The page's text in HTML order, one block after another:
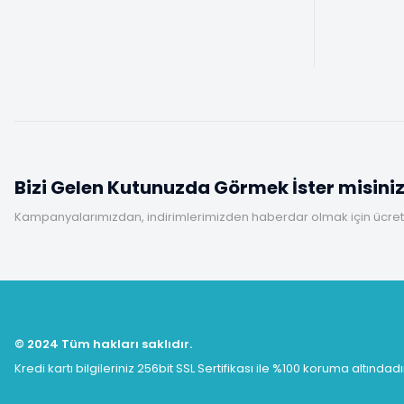
Bizi Gelen Kutunuzda Görmek İster
Kampanyalarımızdan, indirimlerimizden haberdar olmak için
© 2024 Tüm hakları saklıdır.
Kredi kartı bilgileriniz 256bit SSL Sertifikası ile %100 koruma